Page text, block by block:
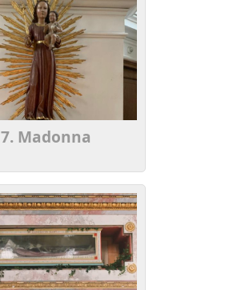
7. Madonna